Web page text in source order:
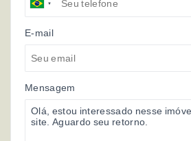
E-mail
Mensagem